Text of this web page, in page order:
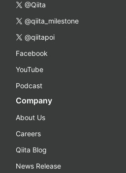
@Qiita
@qiita_milestone
@qiitapoi
Facebook
YouTube
Podcast
Company
About Us
Careers
Qiita Blog
News Release